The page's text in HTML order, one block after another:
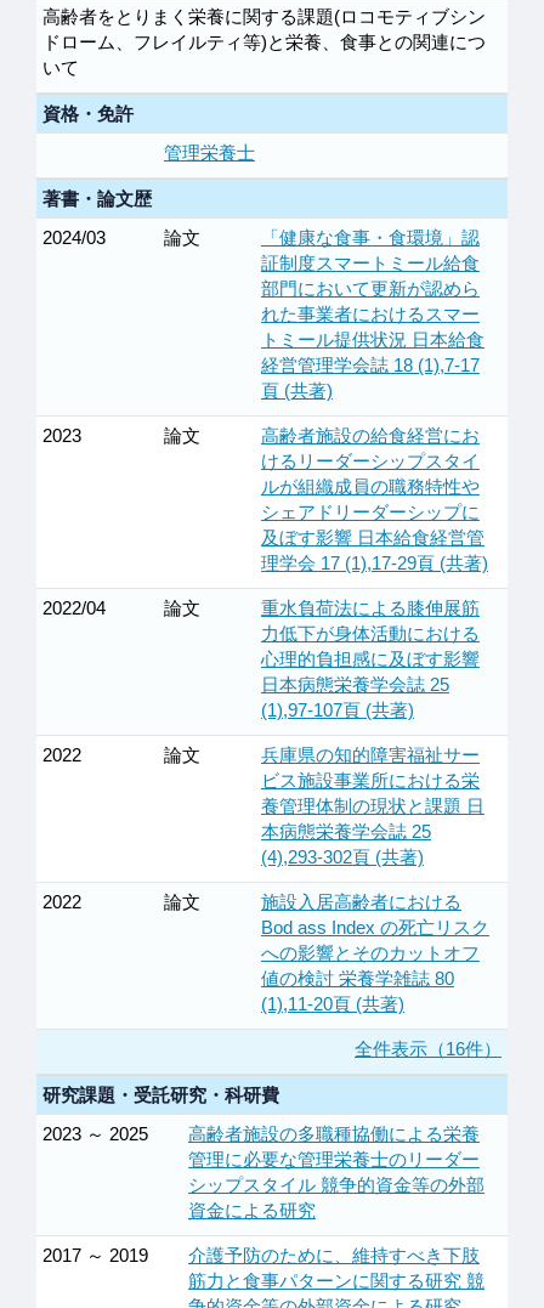
高齢者をとりまく栄養に関する課題(ロコモティブシン
ドローム、フレイルティ等)と栄養、食事との関連につ
いて
資格・免許
管理栄養士
著書・論文歴
2024/03
論文
「健康な食事・食環境」認
証制度スマートミール給食
部門において更新が認めら
れた事業者におけるスマー
トミール提供状況 日本給食
経営管理学会誌 18 (1),7-17
頁 (共著)
2023 論文
高齢者施設の給食経営にお
けるリーダーシップスタイ
ルが組織成員の職務特性や
シェアドリーダーシップに
及ぼす影響 日本給食経営管
理学会 17 (1),17-29頁 (共著)
2022/04 論文
重水負荷法による膝伸展筋
力低下が身体活動における
心理的負担感に及ぼす影響
日本病態栄養学会誌 25
(1),97-107頁 (共著)
2022 論文
兵庫県の知的障害福祉サー
ビス施設事業所における栄
養管理体制の現状と課題 日
本病態栄養学会誌 25
(4),293-302頁 (共著)
2022 論文
施設入居高齢者における
Bod ass Index の死亡リスク
への影響とそのカットオフ
値の検討 栄養学雑誌 80
(1),11-20頁 (共著)
全件表示（16件）
研究課題・受託研究・科研費
2023 ～ 2025
高齢者施設の多職種協働による栄養
管理に必要な管理栄養士のリーダー
シップスタイル 競争的資金等の外部
資金による研究
2017 ～ 2019
介護予防のために、維持すべき下肢
筋力と食事パターンに関する研究 競